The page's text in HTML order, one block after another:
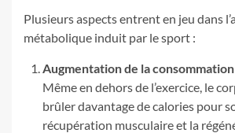
Plusieurs aspects entrent en jeu dans
métabolique induit par le sport :
Augmentation de la
Même en dehors de l’exercice, le
brûler davantage de calories pour
récupération musculaire et la